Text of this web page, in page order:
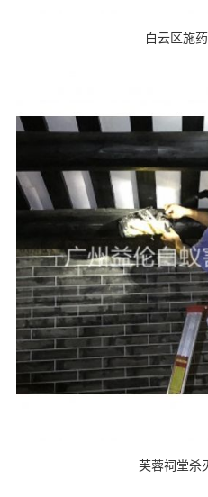
白云区施
芙蓉祠堂杀